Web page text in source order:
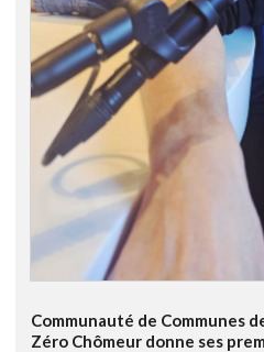
Communauté de Communes
Zéro Chômeur donne ses